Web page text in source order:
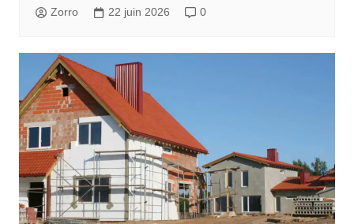
Zorro 22 juin 2026 0